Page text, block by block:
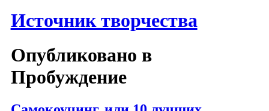
Источник творчества
Опубликовано в
Пробуждение